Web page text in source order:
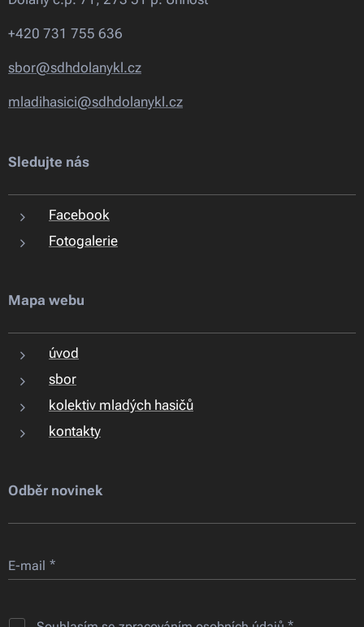
+420 731 755 636
sbor@sdhdolanykl.cz
mladihasici@sdhdolanykl.cz
Sledujte nás
Facebook
Fotogalerie
Mapa webu
úvod
sbor
kolektiv mladých hasičů
kontakty
Odběr novinek
E-mail